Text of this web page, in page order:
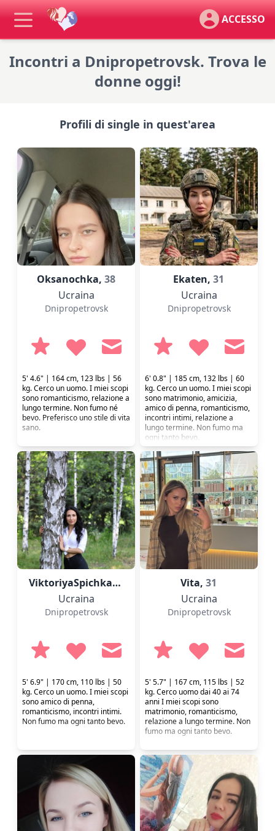
ACCESSO
Incontri a Dnipropetrovsk. Trova le
donne oggi!
Profili di single in quest'area
Oksanochka, 38
Ucraina
Dnipropetrovsk
5' 4.6" | 164 cm, 123 lbs | 56
kg. Cerco un uomo. I miei scopi
sono romanticismo, relazione a
lungo termine. Non fumo né
bevo. Preferisco uno stile di vita
sano.
Ekaten,31
Ucraina
Dnipropetrovsk
6' 0.8" | 185 cm, 132 lbs | 60
kg. Cerco un uomo. I miei scopi
sono matrimonio, amicizia,
amico di penna, romanticismo,
incontri intimi, relazione a
lungo termine. Non fumo ma
ogni tanto bevo.
ViktoriyaSpichka,42
Ucraina
Dnipropetrovsk
5' 6.9" | 170 cm, 110 lbs | 50
kg. Cerco un uomo. I miei scopi
sono amico di penna,
romanticismo, incontri intimi.
Non fumo ma ogni tanto bevo.
Vita,31
Ucraina
Dnipropetrovsk
5' 5.7" | 167 cm, 115 lbs | 52
kg. Cerco uomo dai 40 ai 74
anni I miei scopi sono
matrimonio, romanticismo,
relazione a lungo termine. Non
fumo ma ogni tanto bevo.